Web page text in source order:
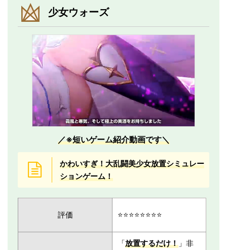
少女ウォーズ
／※短いゲーム紹介動画です＼
かわいすぎ！大乱闘美少女放置シミュレー
ションゲーム！
評価 ⭐️⭐️⭐️⭐️⭐️⭐️⭐️⭐️
「放置するだけ！ 」非